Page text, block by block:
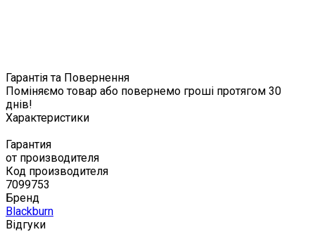
Гарантія та Повернення
Поміняємо товар або повернемо гроші протягом 30
днів!
Характеристики
Гарантия
от производителя
Код производителя
7099753
Бренд
Blackburn
Відгуки